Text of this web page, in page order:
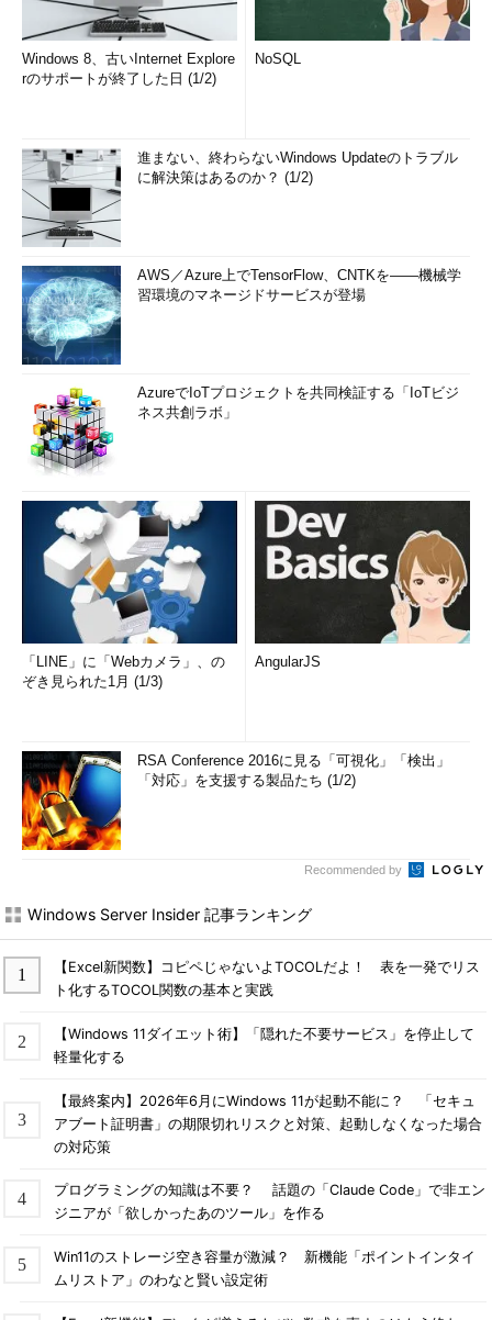
Windows 8、古いInternet Explore
rのサポートが終了した日 (1/2)
NoSQL
進まない、終わらないWindows Updateのトラブル
に解決策はあるのか？ (1/2)
AWS／Azure上でTensorFlow、CNTKを――機械学
習環境のマネージドサービスが登場
AzureでIoTプロジェクトを共同検証する「IoTビジ
ネス共創ラボ」
「LINE」に「Webカメラ」、の
ぞき見られた1月 (1/3)
AngularJS
RSA Conference 2016に見る「可視化」「検出」
「対応」を支援する製品たち (1/2)
Recommended by
Windows Server Insider 記事ランキング
【Excel新関数】コピペじゃないよTOCOLだよ！ 表を一発でリス
ト化するTOCOL関数の基本と実践
【Windows 11ダイエット術】「隠れた不要サービス」を停止して
軽量化する
【最終案内】2026年6月にWindows 11が起動不能に？ 「セキュ
アブート証明書」の期限切れリスクと対策、起動しなくなった場合
の対応策
プログラミングの知識は不要？ 話題の「Claude Code」で非エン
ジニアが「欲しかったあのツール」を作る
Win11のストレージ空き容量が激減？ 新機能「ポイントインタイ
ムリストア」のわなと賢い設定術